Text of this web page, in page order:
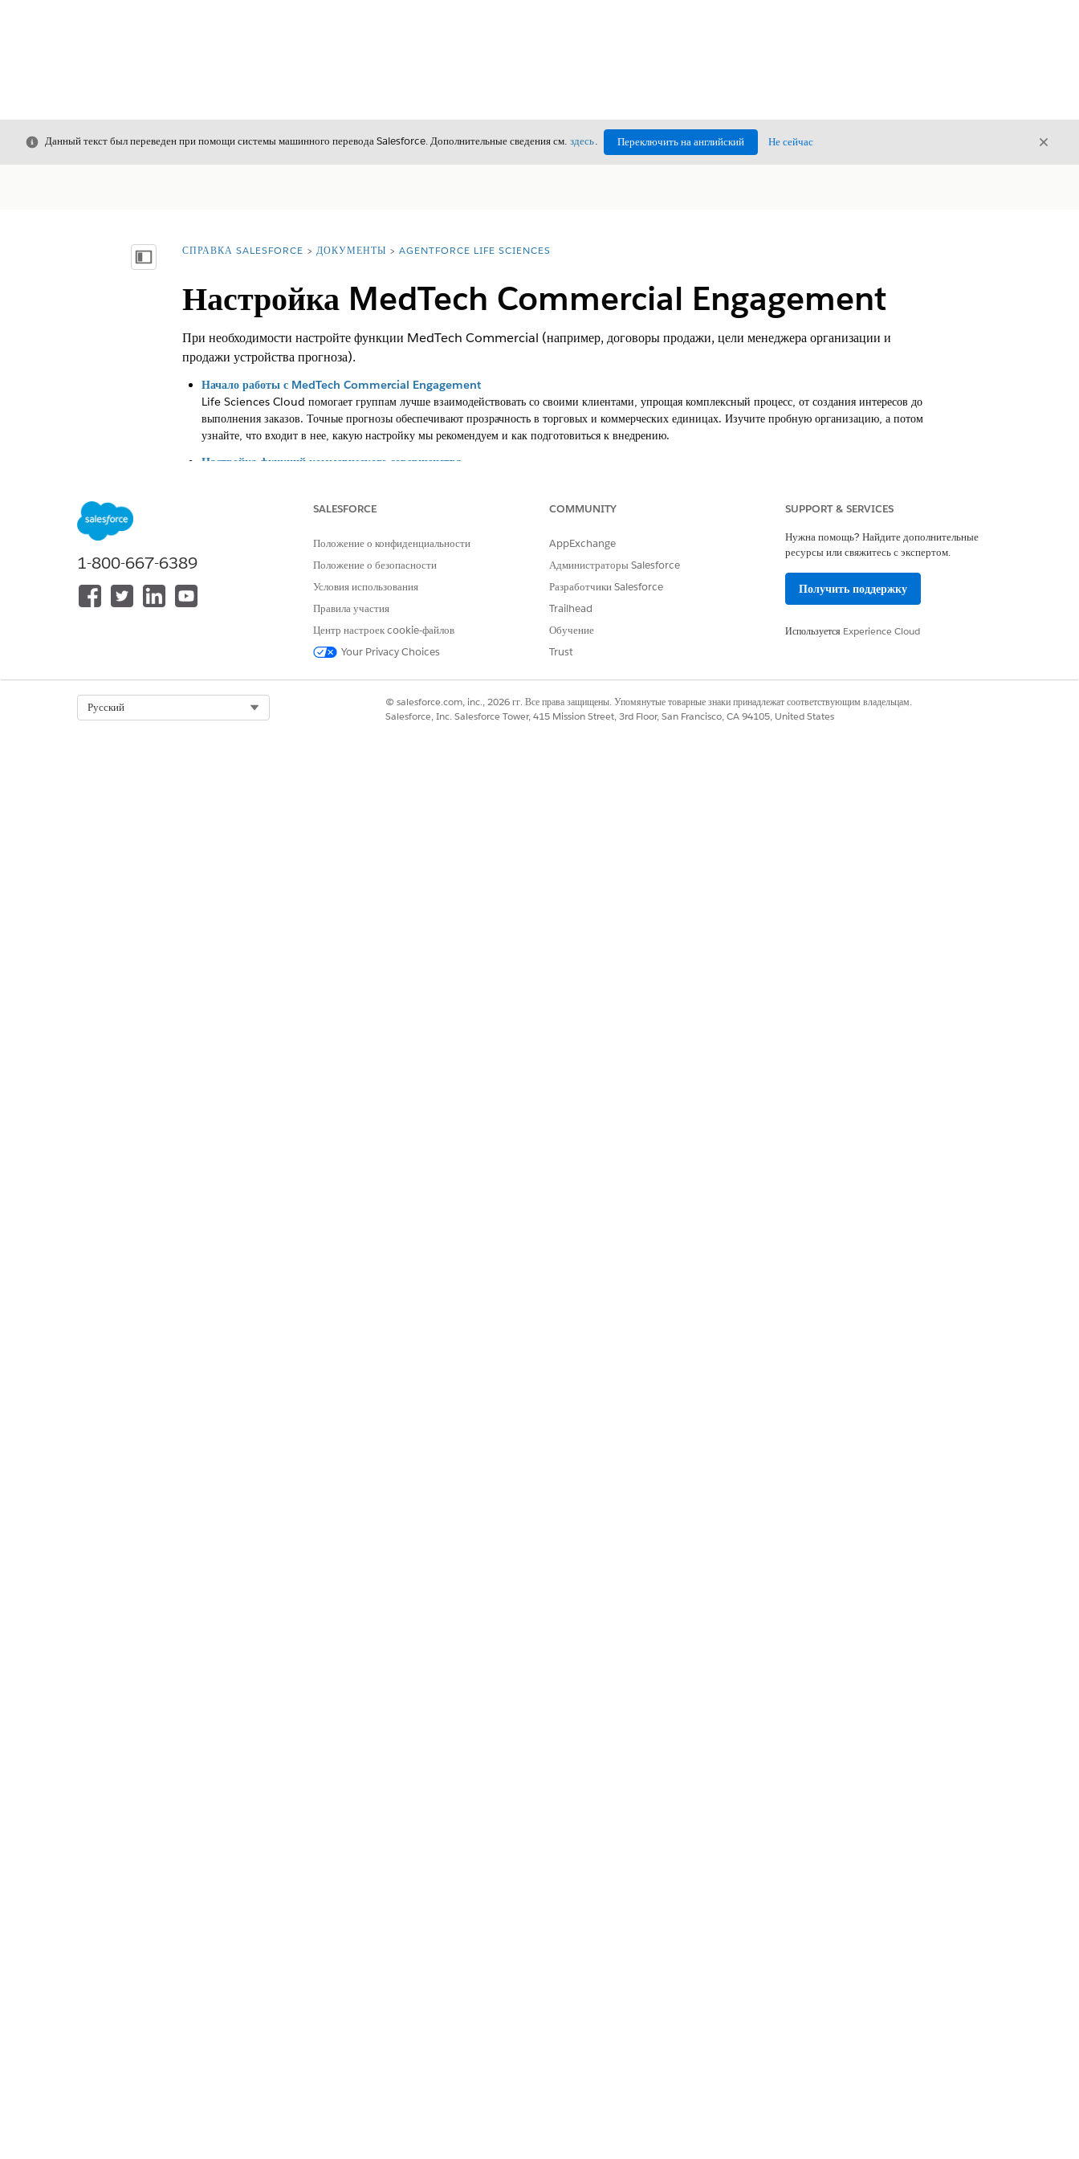
Закрыть
Данный текст был переведен при помощи системы машинного перевода Salesforce. Дополнительные сведения см. здесь. Переключить на английский Не сейчас
Показать содержание
Вы находитесь здесь:
СПРАВКА SALESFORCE ДОКУМЕНТЫ AGENTFORCE LIFE SCIENCES
Настройка MedTech Commercial Engagement
При необходимости настройте функции MedTech Commercial (например, договоры продажи, цели менеджера организации и
продажи устройства прогноза).
Начало работы с MedTech Commercial Engagement
Life Sciences Cloud помогает группам лучше взаимодействовать со своими клиентами, упрощая комплексный процесс, от создания интересов до
выполнения заказов. Точные прогнозы обеспечивают прозрачность в торговых и коммерческих единицах. Изучите пробную организацию, а потом
узнайте, что входит в нее, какую настройку мы рекомендуем и как подготовиться к внедрению.
Настройка функций коммерческого совершенства
Повысьте производительность групп сбыта, предоставив им инструменты, необходимые для эффективного планирования и выполнения посещений
по хирургическим обращениям и расчета количества циклов. Предоставьте своим рабочим группам ценные важные данные о запасах на местах и
влиянии дохода с помощью прогнозов доступности продуктов на основе посещений.
ЭТА СТАТЬЯ РЕШИЛА ВАШУ ПРОБЛЕМУ?
1-800-667-6389
SALESFORCE
Положение о конфиденциальности
Положение о безопасности
Условия использования
Правила участия
Центр настроек cookie-файлов
Your Privacy Choices
COMMUNITY
AppExchange
Администраторы Salesforce
Разработчики Salesforce
Trailhead
Обучение
Trust
SUPPORT & SERVICES
Нужна помощь? Найдите дополнительные
ресурсы или свяжитесь с экспертом.
Получить поддержку
Используется Experience Cloud
Русский
© salesforce.com, inc., 2026 гг. Все права защищены. Упомянутые товарные знаки принадлежат соответствующим владельцам.
Salesforce, Inc. Salesforce Tower, 415 Mission Street, 3rd Floor, San Francisco, CA 94105, United States